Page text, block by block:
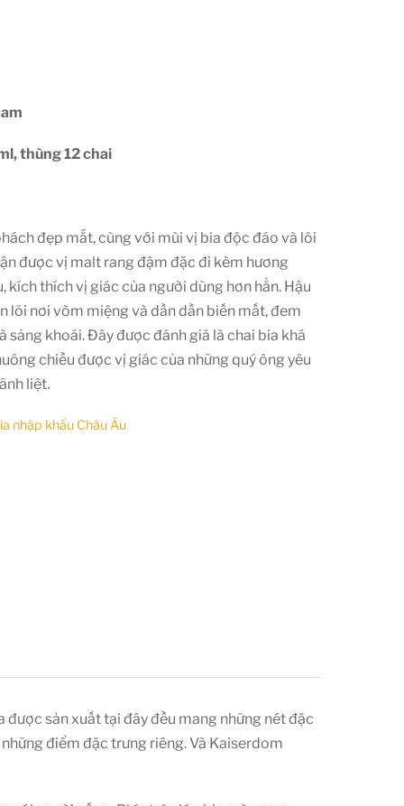
thùng 12 chai
đẹp mắt, cùng với mùi vị bia độc đáo và lôi
được vị malt rang đậm đặc đi kèm hương
kích thích vị giác của người dùng hơn hẳn. Hậu
lõi nơi vòm miệng và dần dần biến mất, đem
sảng khoái. Đây được đánh giá là chai bia khá
chiều được vị giác của những quý ông yêu
liệt.
nhập khẩu Châu Âu
sản xuất tại đây đều mang những nét đặc
điểm đặc trưng riêng. Và Kaiserdom